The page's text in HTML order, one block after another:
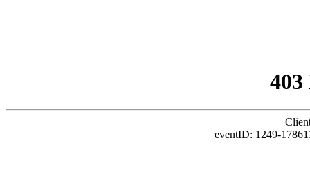
eventID: 1249-